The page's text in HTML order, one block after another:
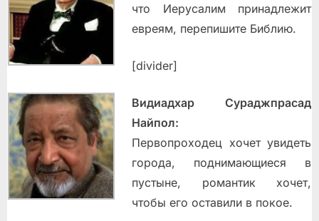
что Иерусалим принадлежит
евреям, перепишите Библию.
[divider]
Видиадхар Сураджпрасад
Найпол:
Первопроходец хочет увидеть
города, поднимающиеся в
пустыне, романтик хочет,
чтобы его оставили в покое.